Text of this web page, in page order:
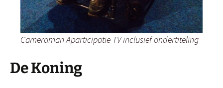
Cameraman Aparticipatie TV inclusief ondertiteling
De Koning